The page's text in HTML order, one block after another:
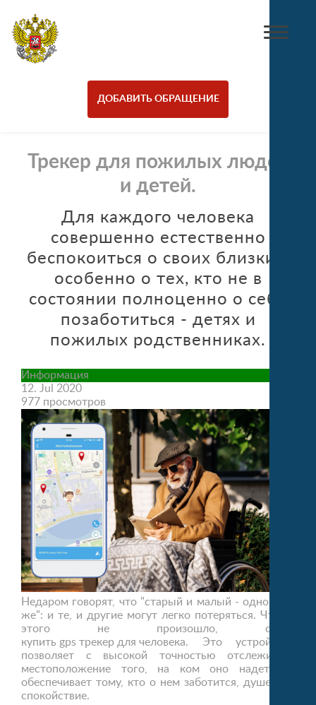
ДОБАВИТЬ ОБРАЩЕНИЕ
Трекер для пожилых людей
и детей.
Для каждого человека
совершенно естественно
беспокоиться о своих близких,
особенно о тех, кто не в
состоянии полноценно о себе
позаботиться - детях и
пожилых родственниках.
Информация
12. Jul 2020
977 просмотров
Недаром говорят, что "старый и малый - одно и то
же": и те, и другие могут легко потеряться. Чтобы
этого не произошло, стоит
купить gps трекер для человека. Это устройство
позволяет с высокой точностью отслеживать
местоположение того, на ком оно надето, и
обеспечивает тому, кто о нем заботится, душевное
спокойствие.